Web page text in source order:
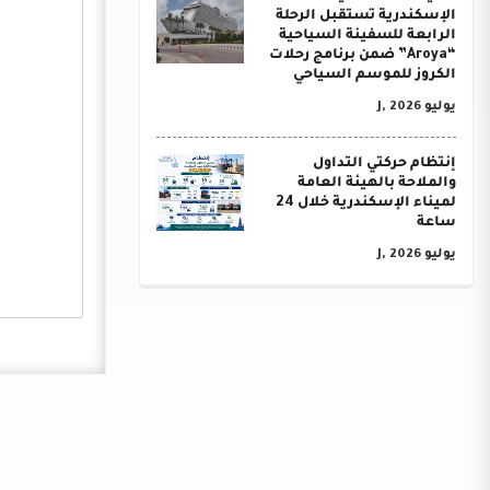
الإسكندرية تستقبل الرحلة
الرابعة للسفينة السياحية
“Aroya” ضمن برنامج رحلات
الكروز للموسم السياحي
يوليو J, 2026
إنتظام حركتي التداول
والملاحة بالهيئة العامة
لميناء الإسكندرية خلال 24
ساعة
يوليو J, 2026